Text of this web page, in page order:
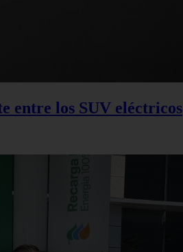
entre los SUV eléctricos